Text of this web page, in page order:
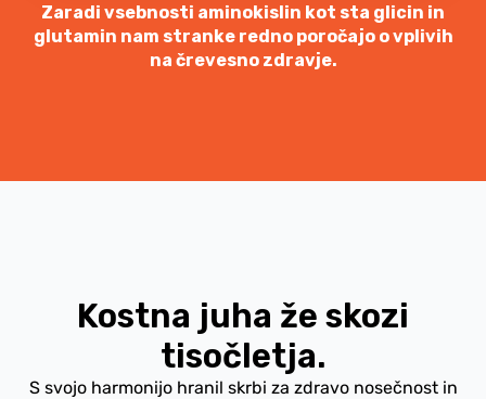
Zaradi vsebnosti aminokislin kot sta glicin in
glutamin nam stranke redno poročajo o vplivih
na črevesno zdravje.
Kostna juha že skozi
tisočletja.
S svojo harmonijo hranil skrbi za zdravo nosečnost in